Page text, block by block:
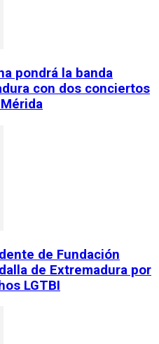
pondrá la banda
con dos conciertos
de Fundación
de Extremadura por
LGTBI